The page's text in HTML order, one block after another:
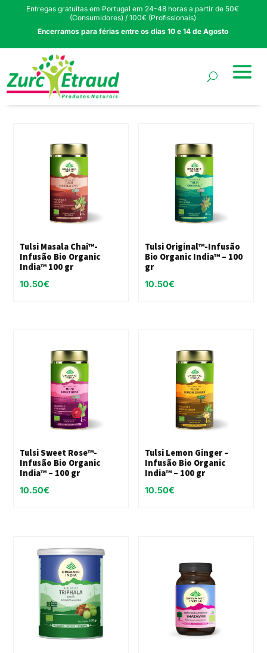
Entregas gratuitas em Portugal em 24-48 horas a partir de 50€
(Consumidores) / 100€ (Profissionais)
Encerramos para férias entre os dias 10 e 14 de Agosto
Tulsi Masala Chai™-
Infusão Bio Organic
India™ 100 gr
10.50€
Tulsi Original™-Infusão
Bio Organic India™ – 100
gr
10.50€
Tulsi Sweet Rose™-
Infusão Bio Organic
India™ – 100 gr
10.50€
Tulsi Lemon Ginger –
Infusão Bio Organic
India™ – 100 gr
10.50€